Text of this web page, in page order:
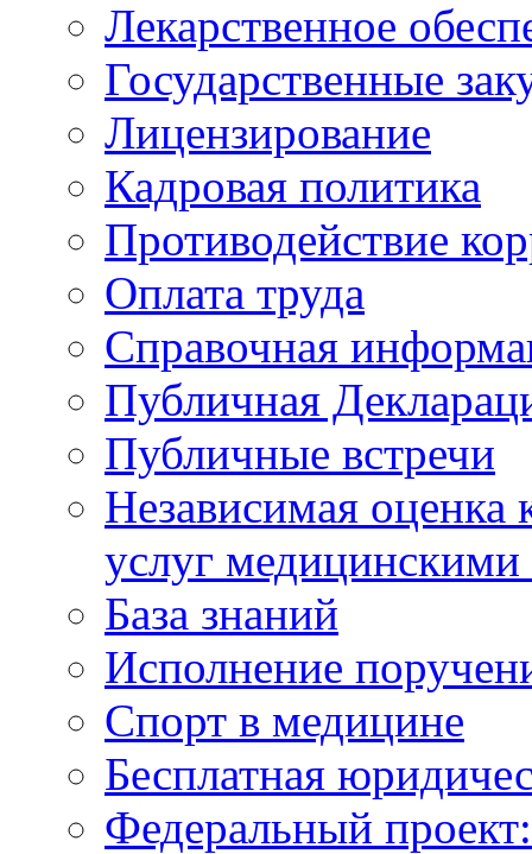
Лекарственное
Государственные
Лицензирование
Кадровая политика
Противодействие
Оплата труда
Справочная
Публичная
Публичные встречи
Независимая оценка
услуг
База знаний
Исполнение
Спорт в медицине
Бесплатная
Федеральный